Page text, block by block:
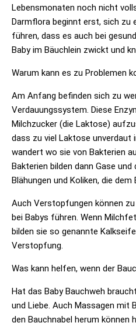
Lebensmonaten noch nicht
Darmflora beginnt erst, sich zu
führen, dass es auch bei
Baby im Bäuchlein zwickt und
Warum kann es zu Problemen
Am Anfang befinden sich zu
Verdauungssystem. Diese
Milchzucker (die Laktose)
dass zu viel Laktose unverdaut
wandert wo sie von Bakterien
Bakterien bilden dann Gase
Blähungen und Koliken, die
Auch Verstopfungen können
bei Babys führen. Wenn
bilden sie so genannte
Verstopfung.
Was kann helfen, wenn der
Hat das Baby Bauchweh
und Liebe. Auch Massagen mit
den Bauchnabel herum können